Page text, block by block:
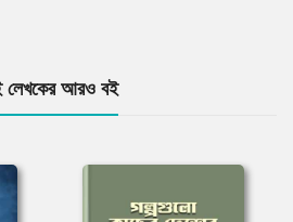
লেখকের আরও বই